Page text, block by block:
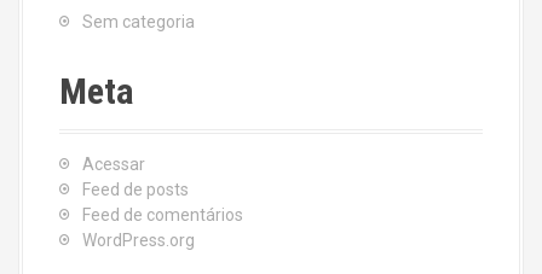
Sem categoria
Meta
Acessar
Feed de posts
Feed de comentários
WordPress.org